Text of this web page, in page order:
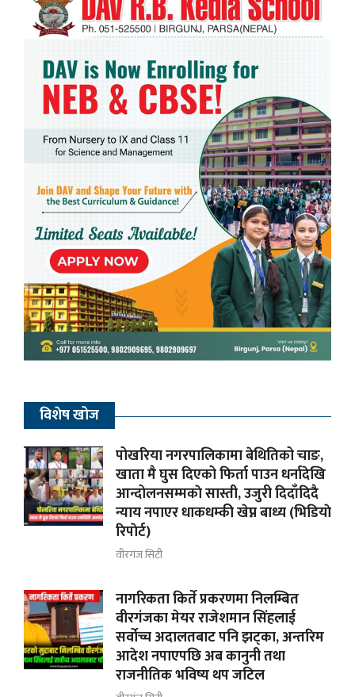
विशेष खोज
पोखरिया नगरपालिकामा बेथितिको चाङ,
खाता मै घुस दिएको फिर्ता पाउन धर्नादेखि
आन्दोलनसम्मकाे सास्ती, उजुरी दिदाँदिदै
न्याय नपाएर धाकधम्की खेप्न बाध्य (भिडियाे
रिपाेर्ट)
वीरगंज सिटी
नागरिकता किर्ते प्रकरणमा निलम्बित
वीरगंजका मेयर राजेशमान सिंहलाई
सर्वोच्च अदालतबाट पनि झट्का, अन्तरिम
आदेश नपाएपछि अब कानुनी तथा
राजनीतिक भविष्य थप जटिल